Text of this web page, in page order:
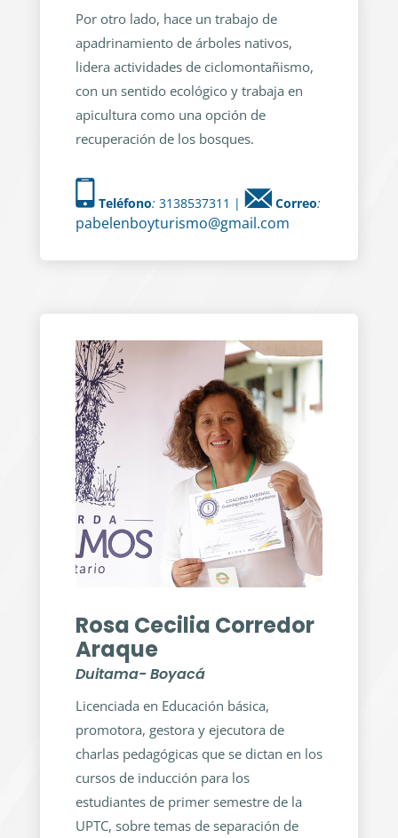
Por otro lado, hace un trabajo de
apadrinamiento de árboles nativos,
lidera actividades de ciclomontañismo,
con un sentido ecológico y trabaja en
apicultura como una opción de
recuperación de los bosques.
Teléfono: 3138537311 | Correo:
pabelenboyturismo@gmail.com
Rosa Cecilia Corredor
Araque
Duitama- Boyacá
Licenciada en Educación básica,
promotora, gestora y ejecutora de
charlas pedagógicas que se dictan en los
cursos de inducción para los
estudiantes de primer semestre de la
UPTC, sobre temas de separación de